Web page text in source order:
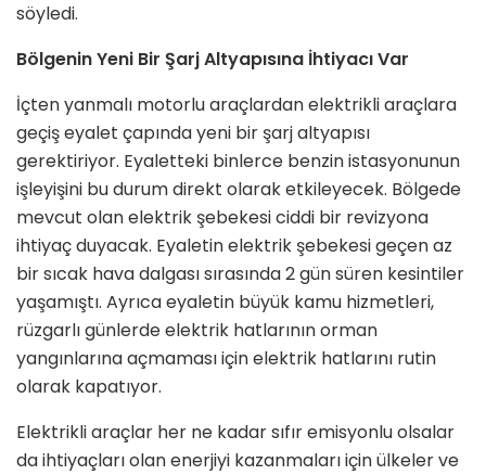
söyledi.
Bölgenin Yeni Bir Şarj Altyapısına İhtiyacı Var
İçten yanmalı motorlu araçlardan elektrikli araçlara
geçiş eyalet çapında yeni bir şarj altyapısı
gerektiriyor. Eyaletteki binlerce benzin istasyonunun
işleyişini bu durum direkt olarak etkileyecek. Bölgede
mevcut olan elektrik şebekesi ciddi bir revizyona
ihtiyaç duyacak. Eyaletin elektrik şebekesi geçen az
bir sıcak hava dalgası sırasında 2 gün süren kesintiler
yaşamıştı. Ayrıca eyaletin büyük kamu hizmetleri,
rüzgarlı günlerde elektrik hatlarının orman
yangınlarına açmaması için elektrik hatlarını rutin
olarak kapatıyor.
Elektrikli araçlar her ne kadar sıfır emisyonlu olsalar
da ihtiyaçları olan enerjiyi kazanmaları için ülkeler ve